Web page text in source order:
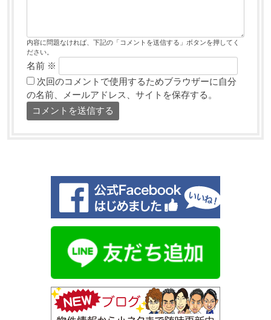
内容に問題なければ、下記の「コメントを送信する」ボタンを押してく
ださい。
名前 ※
次回のコメントで使用するためブラウザーに自分
の名前、メールアドレス、サイトを保存する。